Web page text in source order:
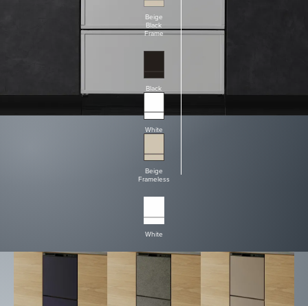
Beige
Black
Frame
Black
White
Beige
Frameless
White